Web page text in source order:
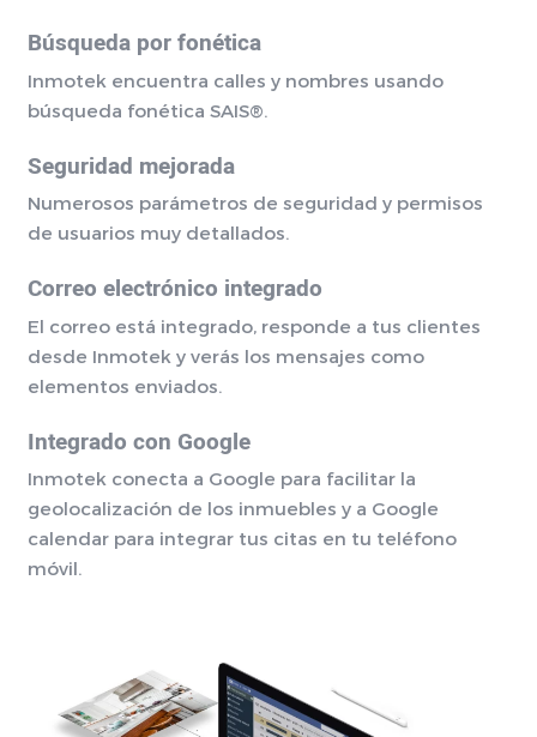
Búsqueda por fonética
Inmotek encuentra calles y nombres usando
búsqueda fonética SAIS®.
Seguridad mejorada
Numerosos parámetros de seguridad y permisos
de usuarios muy detallados.
Correo electrónico integrado
El correo está integrado, responde a tus clientes
desde Inmotek y verás los mensajes como
elementos enviados.
Integrado con Google
Inmotek conecta a Google para facilitar la
geolocalización de los inmuebles y a Google
calendar para integrar tus citas en tu teléfono
móvil.